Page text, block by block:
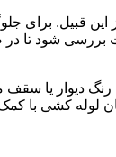
این قبیل. برای
بررسی شود تا
رنگ دیوار یا
لوله کشی با